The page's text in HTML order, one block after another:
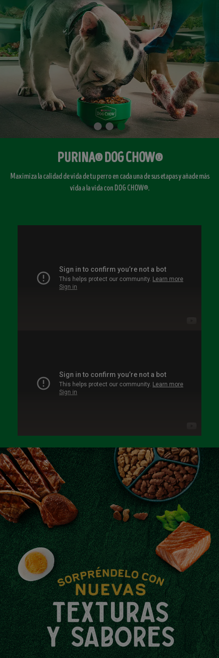
PURINA® DOG CHOW®
Maximiza la calidad de vida de tu perro en cada una de sus etapas y añade más
vida a la vida con DOG CHOW®.